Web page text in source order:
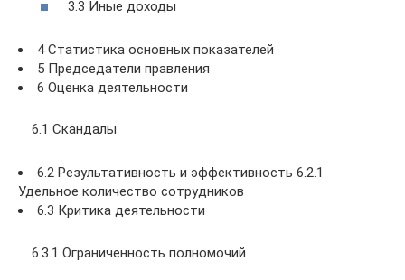
3.3 Иные доходы
4 Статистика основных показателей
5 Председатели правления
6 Оценка деятельности
6.1 Скандалы
6.2 Результативность и эффективность 6.2.1
Удельное количество сотрудников
6.3 Критика деятельности
6.3.1 Ограниченность полномочий